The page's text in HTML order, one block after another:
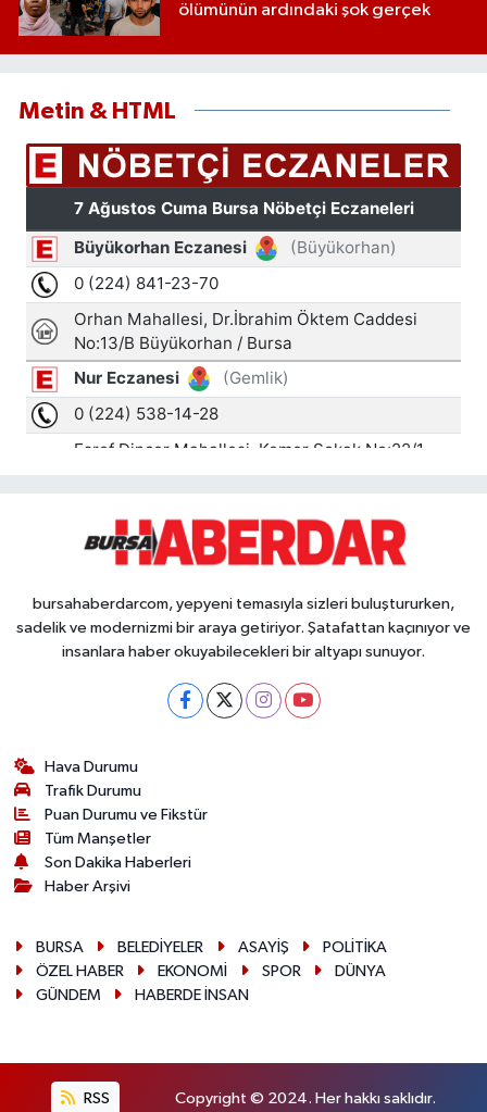
ölümünün ardındaki şok gerçek
Metin & HTML
bursahaberdarcom, yepyeni temasıyla sizleri buluştururken,
sadelik ve modernizmi bir araya getiriyor. Şatafattan kaçınıyor ve
insanlara haber okuyabilecekleri bir altyapı sunuyor.
Hava Durumu
Trafik Durumu
Puan Durumu ve Fikstür
Tüm Manşetler
Son Dakika Haberleri
Haber Arşivi
BURSA BELEDİYELER ASAYİŞ
POLİTİKA
ÖZEL HABER
EKONOMİ SPOR
DÜNYA
GÜNDEM
HABERDE İNSAN
RSS Copyright © 2024. Her hakkı saklıdır.